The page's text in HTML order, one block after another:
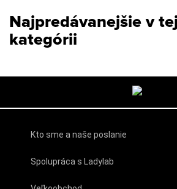
Najpredávanejšie v
kategórii
Kto sme a naše poslanie
Spolupráca s Ladylab